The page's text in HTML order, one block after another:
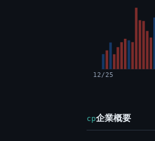
12/25
cp企業概要